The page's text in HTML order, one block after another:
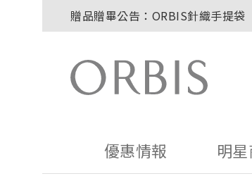
玉山卡友獨享優惠！2026年刷卡滿
2027年清新會員募集開跑！
贈品贈畢公告：ORBIS大理石紋午茶
優惠情報 明